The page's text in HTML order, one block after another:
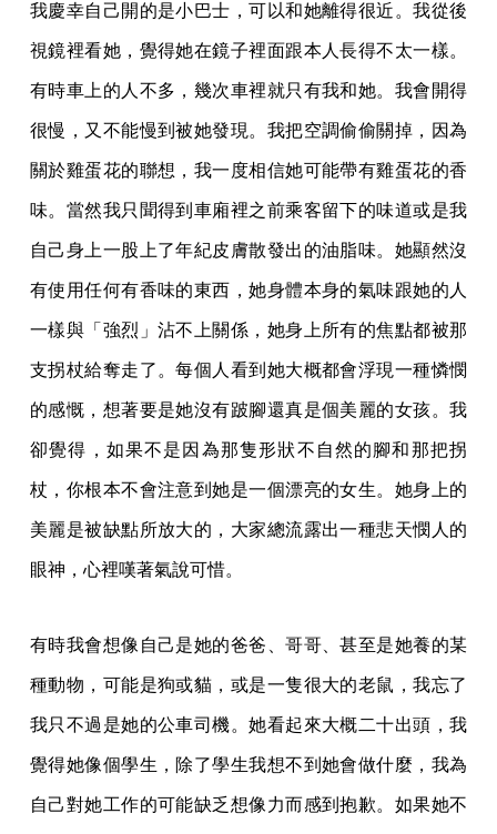
我慶幸自己開的是小巴士，可以和她離得很近。我從後
視鏡裡看她，覺得她在鏡子裡面跟本人長得不太一樣。
有時車上的人不多，幾次車裡就只有我和她。我會開得
很慢，又不能慢到被她發現。我把空調偷偷關掉，因為
關於雞蛋花的聯想，我一度相信她可能帶有雞蛋花的香
味。當然我只聞得到車廂裡之前乘客留下的味道或是我
自己身上一股上了年紀皮膚散發出的油脂味。她顯然沒
有使用任何有香味的東西，她身體本身的氣味跟她的人
一樣與「強烈」沾不上關係，她身上所有的焦點都被那
支拐杖給奪走了。每個人看到她大概都會浮現一種憐憫
的感慨，想著要是她沒有跛腳還真是個美麗的女孩。我
卻覺得，如果不是因為那隻形狀不自然的腳和那把拐
杖，你根本不會注意到她是一個漂亮的女生。她身上的
美麗是被缺點所放大的，大家總流露出一種悲天憫人的
眼神，心裡嘆著氣說可惜。
有時我會想像自己是她的爸爸、哥哥、甚至是她養的某
種動物，可能是狗或貓，或是一隻很大的老鼠，我忘了
我只不過是她的公車司機。她看起來大概二十出頭，我
覺得她像個學生，除了學生我想不到她會做什麼，我為
自己對她工作的可能缺乏想像力而感到抱歉。如果她不